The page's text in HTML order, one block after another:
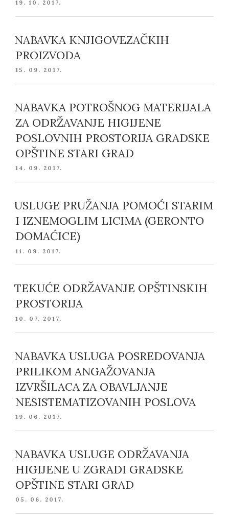
POSTED
19. 10. 2017.
NABAVKA KNJIGOVEZAČKIH
PROIZVODA
POSTED
15. 09. 2017.
NABAVKA POTROŠNOG MATERIJALA
ZA ODRŽAVANJE HIGIJENE
POSLOVNIH PROSTORIJA GRADSKE
OPŠTINE STARI GRAD
POSTED
14. 09. 2017.
USLUGE PRUŽANJA POMOĆI STARIM
I IZNEMOGLIM LICIMA (GERONTO
DOMAĆICE)
POSTED
11. 09. 2017.
TEKUĆE ODRŽAVANJE OPŠTINSKIH
PROSTORIJA
POSTED
10. 07. 2017.
NABAVKA USLUGA POSREDOVANJA
PRILIKOM ANGAŽOVANJA
IZVRŠILACA ZA OBAVLJANJE
NESISTEMATIZOVANIH POSLOVA
POSTED
19. 06. 2017.
NABAVKA USLUGE ODRŽAVANJA
HIGIJENE U ZGRADI GRADSKE
OPŠTINE STARI GRAD
POSTED
05. 06. 2017.